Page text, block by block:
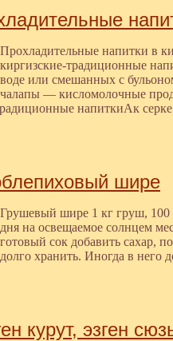
Прохладительные напитки в
киргизские-традиционные
воде или смешанных с
чалапы — кисломолочные
напиткиАк
шире
Грушевый шире 1 кг груш,
дня на освещаемое солнцем
готовый сок добавить сахар,
долго хранить. Иногда в него
курут, эзген